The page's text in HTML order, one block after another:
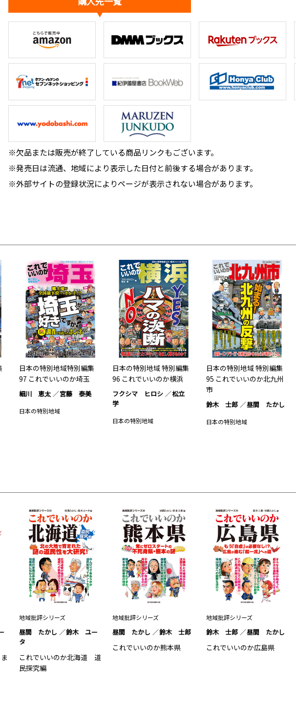
※欠品または販売が終了している商品リンクもございます。
※発売日は流通、地域により表示した日付と前後する場合があります。
※外部サイトの登録状況によりページが表示されない場合があります。
日本の特別地域特別編集
97 これでいいのか埼玉
細川 恵太 宮藤 泰美
日本の特別地域
日本の特別地域 特別編集
96 これでいいのか横浜
フクシマ ヒロシ
松立
学
日本の特別地域
日本の特別地域 特別編集
95 これでいいのか北九州
市
鈴木 士郎 昼間 たかし
日本の特別地域
地域批評シリーズ
昼間 たかし
鈴木 ユー
タ
これでいいのか北海道 道
民探究編
地域批評シリーズ
昼間 たかし 鈴木 士郎
これでいいのか熊本県
地域批評シリーズ
鈴木 士郎 昼間 たかし
これでいいのか広島県